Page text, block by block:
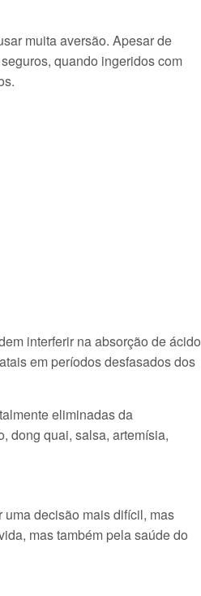
muita aversão. Apesar de
quando ingeridos com
interferir na absorção de ácido
em períodos desfasados dos
eliminadas da
dong quai, salsa, artemísia,
uma decisão mais difícil, mas
mas também pela saúde do